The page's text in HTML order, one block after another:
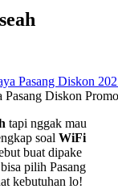
Diskon
tapi nggak mau
soal WiFi
buat dipake
pilih Pasang
kebutuhan lo!